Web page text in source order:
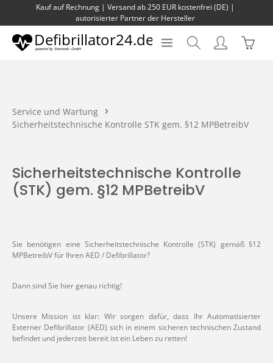
Zum Hauptinhalt springen
Kauf auf Rechnung | Versand ab 250 EUR kostenfrei (DE) |
autorisierter Partner der Hersteller
Service und Wartung
Sicherheitstechnische Kontrolle STK gem. §12 MPBetreibV
Sicherheitstechnische Kontrolle
(STK) gem. §12 MPBetreibV
Sie benötigen eine Sicherheitstechnische Kontrolle (STK) gemäß §12
MPBetreibV für Ihren AED / Defibrillator?
Dann sind Sie hier genau richtig!
Unsere Mission ist klar: Wir sorgen dafür, dass Ihr Automatisierter
Externer Defibrillator (AED) sich in einem sicheren technischen Zustand
befindet und jederzeit bereit ist ein Leben zu retten!